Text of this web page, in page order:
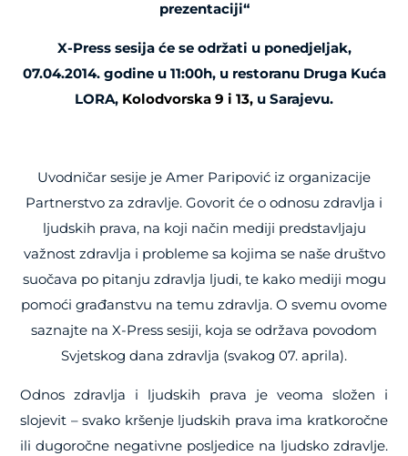
prezentaciji“
X-Press sesija će se održati u ponedjeljak,
07.04.2014. godine u 11:00h, u restoranu Druga Kuća
LORA, Kolodvorska 9 i 13, u Sarajevu.
Uvodničar sesije je Amer Paripović iz organizacije
Partnerstvo za zdravlje. Govorit će o odnosu zdravlja i
ljudskih prava, na koji način mediji predstavljaju
važnost zdravlja i probleme sa kojima se naše društvo
suočava po pitanju zdravlja ljudi, te kako mediji mogu
pomoći građanstvu na temu zdravlja. O svemu ovome
saznajte na X-Press sesiji, koja se održava povodom
Svjetskog dana zdravlja (svakog 07. aprila).
Odnos zdravlja i ljudskih prava je veoma složen i
slojevit – svako kršenje ljudskih prava ima kratkoročne
ili dugoročne negativne posljedice na ljudsko zdravlje.